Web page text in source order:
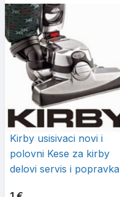
Kirby usisivaci novi i
polovni Kese za kirby
delovi servis i popravka